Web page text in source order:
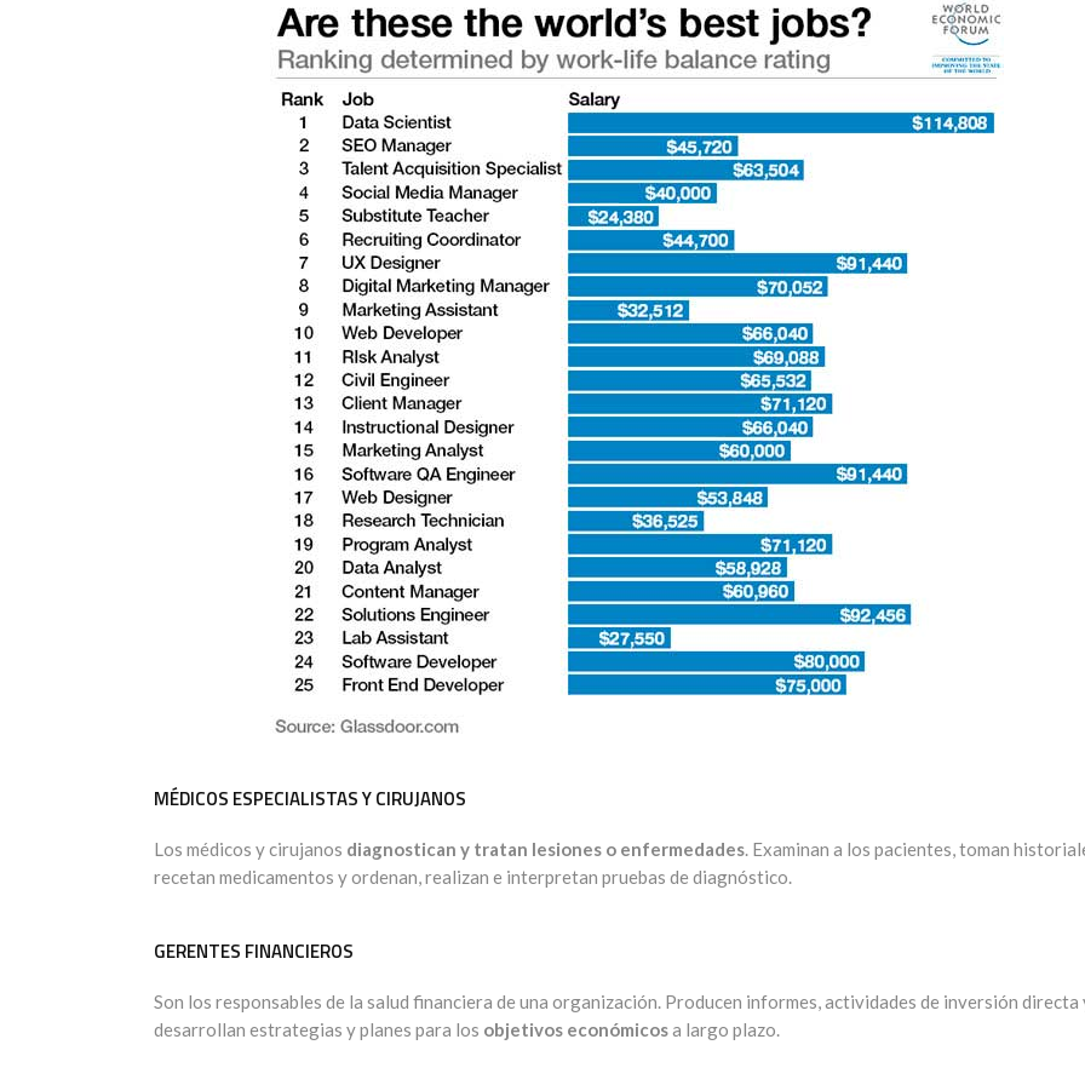
MÉDICOS ESPECIALISTAS Y CIRUJANOS
Los médicos y cirujanos diagnostican y tratan lesiones o enfermedades. Examinan a los pacientes, toman
recetan medicamentos y ordenan, realizan e interpretan pruebas de diagnóstico.
GERENTES FINANCIEROS
Son los responsables de la salud financiera de una organización. Producen informes, actividades de inversión directa
desarrollan estrategias y planes para los objetivos económicosa largo plazo.